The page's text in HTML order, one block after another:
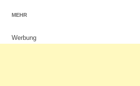
MEHR
Werbung